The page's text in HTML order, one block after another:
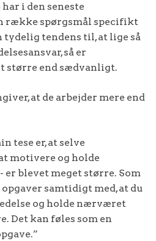
i den seneste
række spørgsmål specifikt
tydelig tendens til, at lige så
så er
større end sædvanligt.
at de arbejder mere end
tese er, at selve
motivere og holde
er blevet meget større. Som
samtidigt med, at du
og holde nærværet
Det kan føles som en